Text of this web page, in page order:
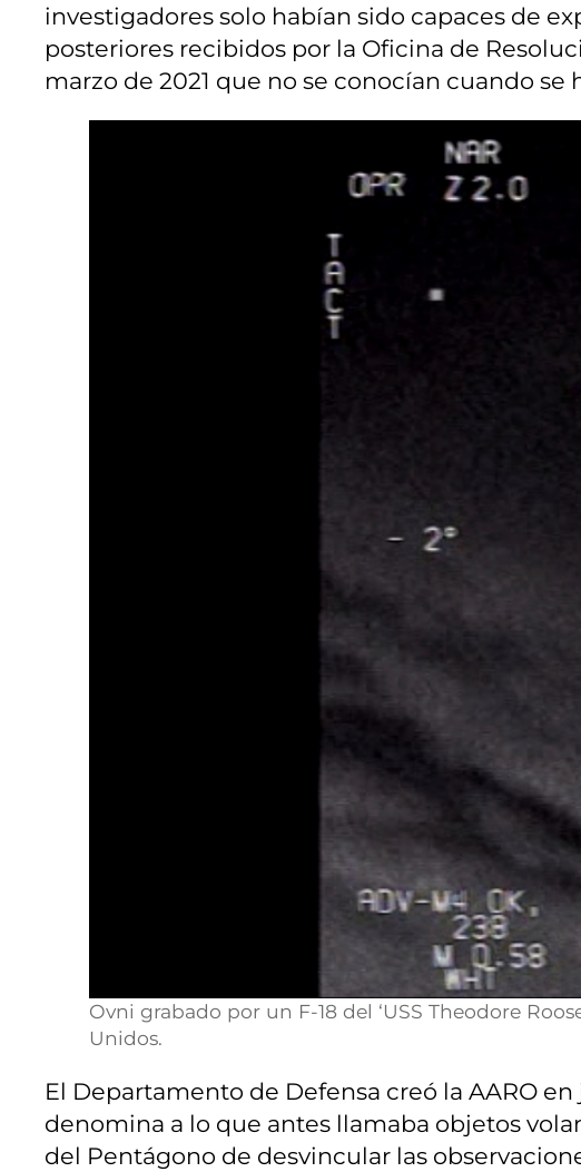
investigadores solo habían sido capaces de
posteriores recibidos por la Oficina de
marzo de 2021 que no se conocían cuando
Ovni grabado por un F-18 del ‘USS Theodore
Unidos.
El Departamento de Defensa creó la AARO
denomina a lo que antes llamaba objetos
del Pentágono de desvincular las